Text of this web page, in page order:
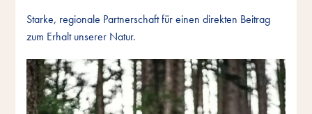
Starke, regionale Partnerschaft für einen direkten Beitrag
zum Erhalt unserer Natur.